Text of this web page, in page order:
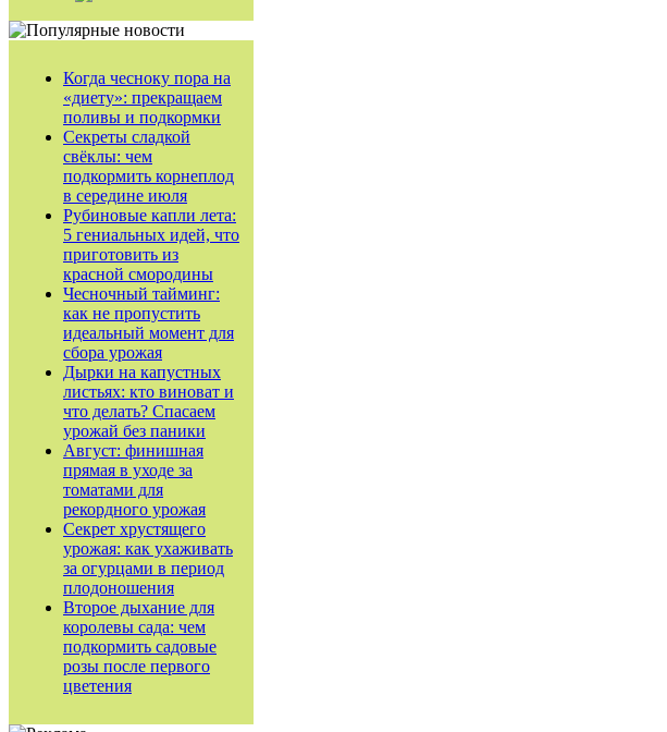
Когда чесноку пора на
«диету»: прекращаем
поливы и подкормки
Секреты сладкой
свёклы: чем
подкормить корнеплод
в середине июля
Рубиновые капли лета:
5 гениальных идей, что
приготовить из
красной смородины
Чесночный тайминг:
как не пропустить
идеальный момент для
сбора урожая
Дырки на капустных
листьях: кто виноват и
что делать? Спасаем
урожай без паники
Август: финишная
прямая в уходе за
томатами для
рекордного урожая
Секрет хрустящего
урожая: как ухаживать
за огурцами в период
плодоношения
Второе дыхание для
королевы сада: чем
подкормить садовые
розы после первого
цветения